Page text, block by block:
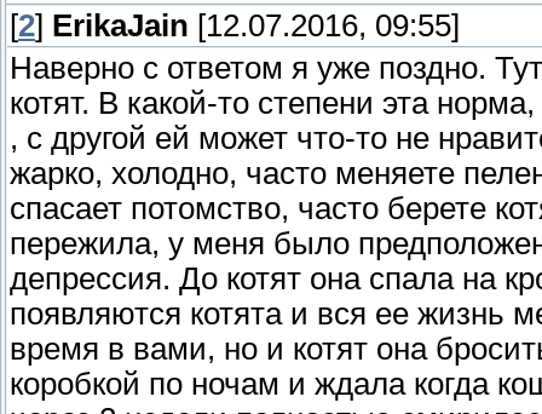
[2] ErikaJain [12.07.2016, 09:55]
Наверно с ответом я уже поздно.
котят. В какой-то степени эта
, с другой ей может что-то не
жарко, холодно, часто меняете
спасает потомство, часто берете
пережила, у меня было
депрессия. До котят она спала на
появляются котята и вся ее жизнь
время в вами, но и котят она
коробкой по ночам и ждала когда